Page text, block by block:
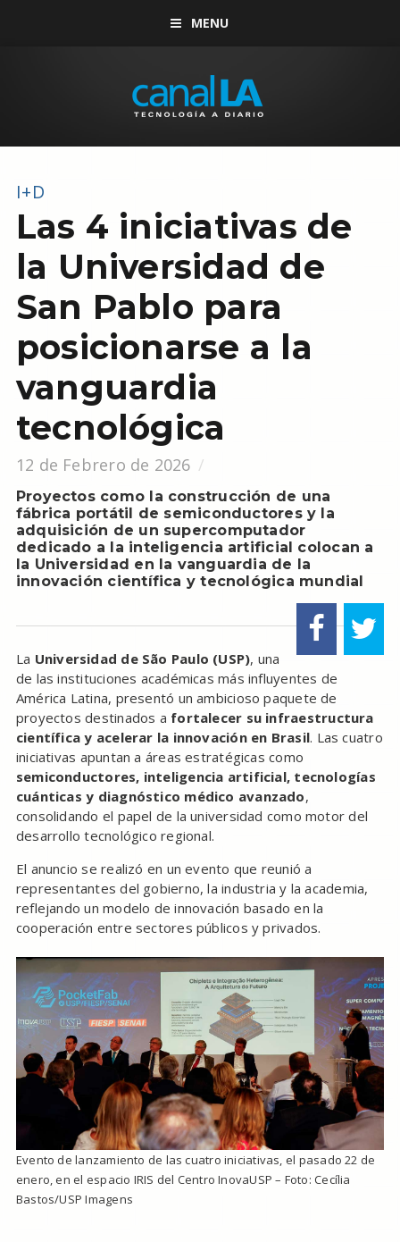
MENU
I+D
Las 4 iniciativas de
la Universidad de
San Pablo para
posicionarse a la
vanguardia
tecnológica
12 de Febrero de 2026
Proyectos como la construcción de una
fábrica portátil de semiconductores y la
adquisición de un supercomputador
dedicado a la inteligencia artificial colocan a
la Universidad en la vanguardia de la
innovación científica y tecnológica mundial
La Universidad de São Paulo (USP), una
de las instituciones académicas más influyentes de
América Latina, presentó un ambicioso paquete de
proyectos destinados a fortalecer su infraestructura
científica y acelerar la innovación en Brasil. Las cuatro
iniciativas apuntan a áreas estratégicas como
semiconductores, inteligencia artificial, tecnologías
cuánticas y diagnóstico médico avanzado,
consolidando el papel de la universidad como motor del
desarrollo tecnológico regional.
El anuncio se realizó en un evento que reunió a
representantes del gobierno, la industria y la academia,
reflejando un modelo de innovación basado en la
cooperación entre sectores públicos y privados.
Evento de lanzamiento de las cuatro iniciativas, el pasado 22 de
enero, en el espacio IRIS del Centro InovaUSP – Foto: Cecília
Bastos/USP Imagens